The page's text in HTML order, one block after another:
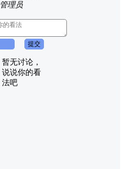
管理员
提交
暂无讨论，
说说你的看
法吧